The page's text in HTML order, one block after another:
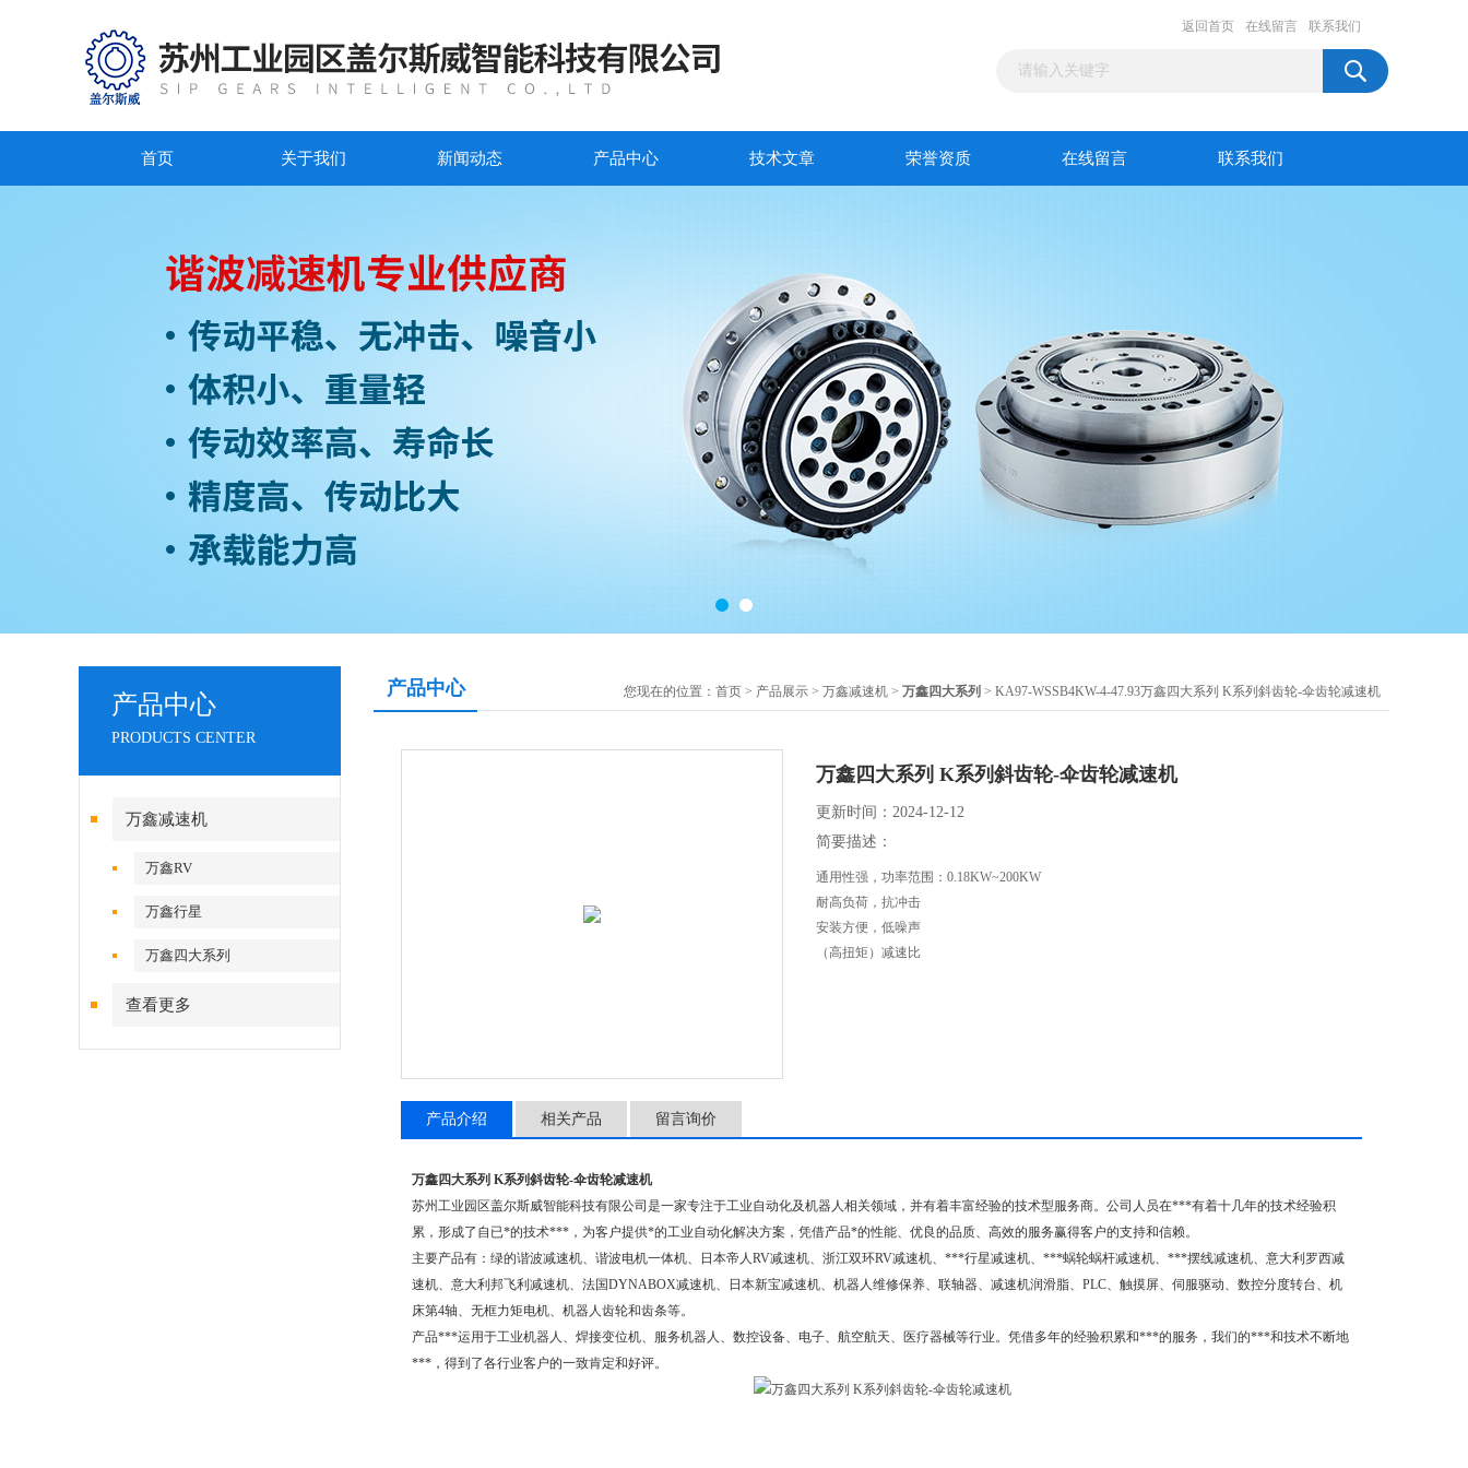
返回首页 在线留言 联系我们
首页 关于我们 新闻动态 产品中心 技术文章 荣誉资质 在线留言 联系我们
产品中心
PRODUCTS CENTER
万鑫减速机
万鑫RV
万鑫行星
万鑫四大系列
查看更多
产品中心 您现在的位置： 首页 > 产品展示 > 万鑫减速机 > 万鑫四大系列 > KA97-WSSB4KW-4-47.93万鑫四大系列 K系列斜齿轮-伞齿轮减速机
万鑫四大系列 K系列斜齿轮-伞齿轮减速机
更新时间：2024-12-12
简要描述：
通用性强，功率范围：0.18KW~200KW
耐高负荷，抗冲击
安装方便，低噪声
（高扭矩）减速比
产品介绍 相关产品 留言询价
万鑫四大系列 K系列斜齿轮-伞齿轮减速机
苏州工业园区盖尔斯威智能科技有限公司是一家专注于工业自动化及机器人相关领域，并有着丰富经验的技术型服务商。公司人员在***有着十几年的技术经验积
累，形成了自已*的技术***，为客户提供*的工业自动化解决方案，凭借产品*的性能、优良的品质、高效的服务赢得客户的支持和信赖。
主要产品有：绿的谐波减速机、谐波电机一体机、日本帝人RV减速机、浙江双环RV减速机、***行星减速机、***蜗轮蜗杆减速机、***摆线减速机、意大利罗西减
速机、意大利邦飞利减速机、法国DYNABOX减速机、日本新宝减速机、机器人维修保养、联轴器、减速机润滑脂、PLC、触摸屏、伺服驱动、数控分度转台、机
床第4轴、无框力矩电机、机器人齿轮和齿条等。
产品***运用于工业机器人、焊接变位机、服务机器人、数控设备、电子、航空航天、医疗器械等行业。凭借多年的经验积累和***的服务，我们的***和技术不断地
***，得到了各行业客户的一致肯定和好评。